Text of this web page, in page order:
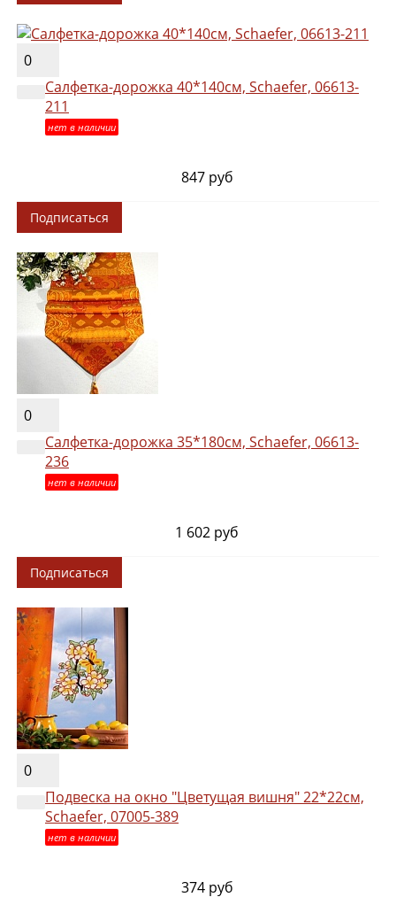
0
Салфетка-дорожка 40*140см, Schaefer, 06613-
211
нет в наличии
847 руб
Подписаться
0
Салфетка-дорожка 35*180см, Schaefer, 06613-
236
нет в наличии
1 602 руб
Подписаться
0
Подвеска на окно "Цветущая вишня" 22*22см,
Schaefer, 07005-389
нет в наличии
374 руб